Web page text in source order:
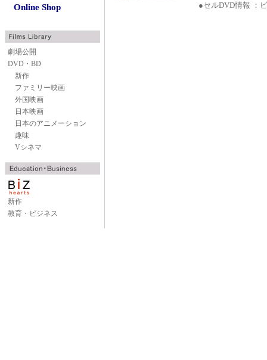
Online Shop
劇場公開
DVD・BD
新作
ファミリー映画
外国映画
日本映画
日本のアニメーション
趣味
Vシネマ
新作
教育・ビジネス
●セルDVD情報 ：